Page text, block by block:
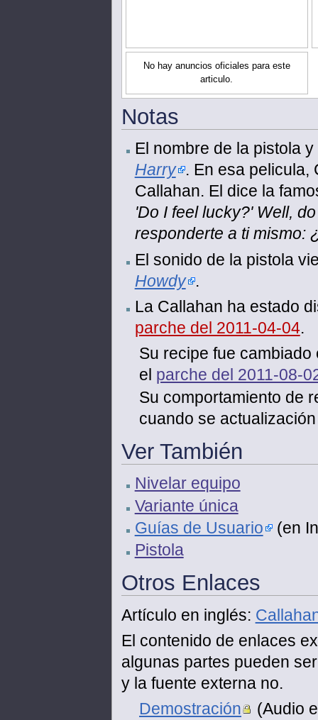
No hay anuncios oficiales para este
articulo.
Notas
El nombre de la pistola
Harry . En esa pelicula,
Callahan. El dice la
'Do I feel lucky?' Well,
responderte a ti mismo:
El sonido de la pistola
Howdy .
La Callahan ha estado
parche del 2011-04-04.
Su recipe fue
el parche del 2011-08-
Su comportamiento de
cuando se
Ver También
Nivelar equipo
Variante única
Guías de Usuario (en
Pistola
Otros Enlaces
Artículo en inglés:
El contenido de enlaces
algunas partes pueden
y la fuente externa no.
Demostración
(Audio